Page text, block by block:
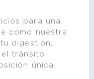
para una
como nuestra
digestión,
tránsito
única.